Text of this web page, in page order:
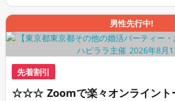
男性先行中!
先着割引
☆☆☆ Zoomで楽々オンライント